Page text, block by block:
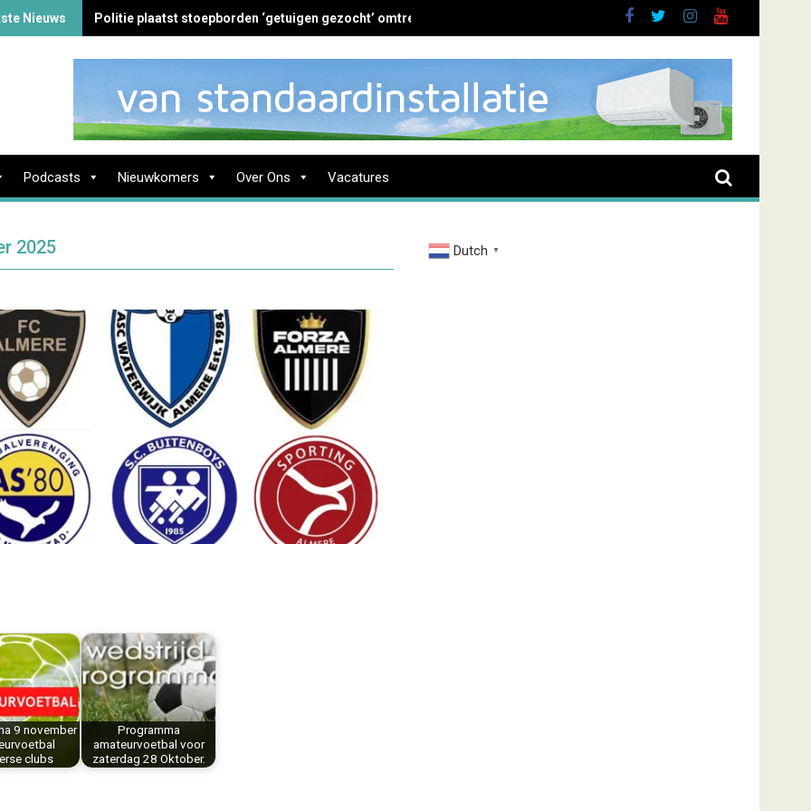
Nieuws Politie plaatst stoepborden ‘getuigen gezocht’ omtrent overval Elbastraat
Podcasts Nieuwkomers Over Ons Vacatures
2025
9 november
clubs
Programma
amateurvoetbal voor
zaterdag 28 Oktober.
Dutch ▼